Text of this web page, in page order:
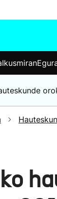
Ikusmiran